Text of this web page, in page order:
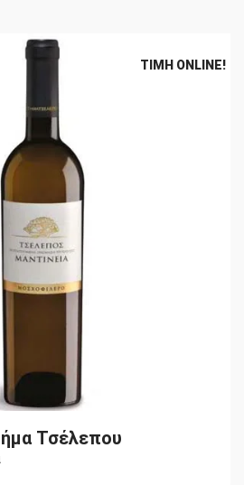
ΤΙΜΉ ONLINE!
Τσέλεπου